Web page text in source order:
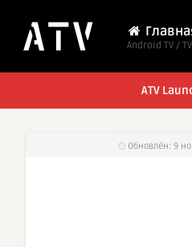
Android TV /
ATV
Обновлён: 9